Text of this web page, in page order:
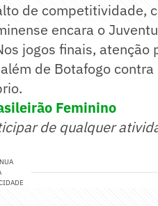
de competitividade,
encara o
jogos finais, atenção
de Botafogo
Feminino
de qualquer